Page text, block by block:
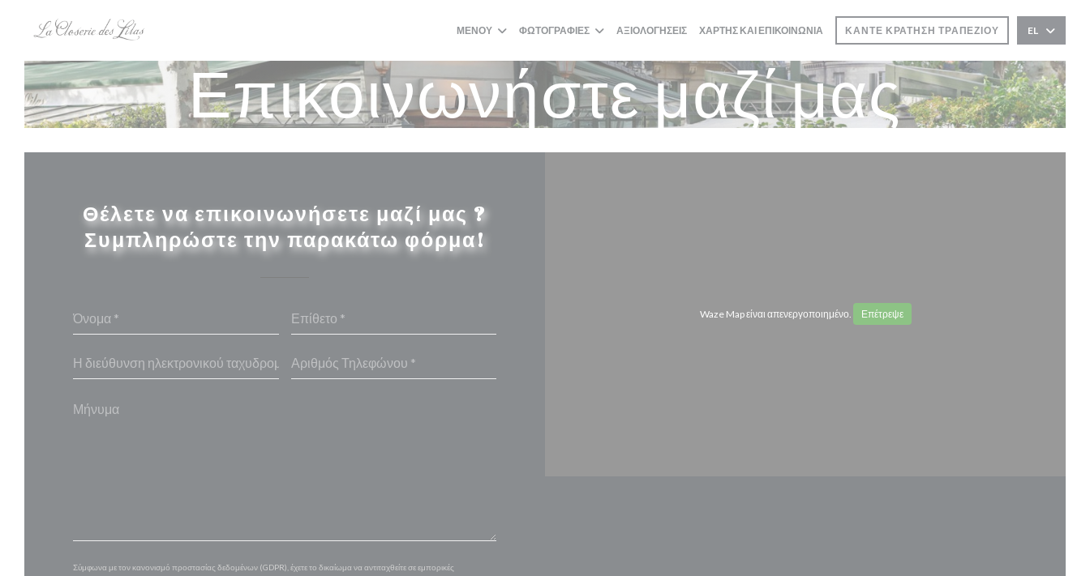
ΜΕΝΟΎ ΦΩΤΟΓΡΑΦΊΕΣ ΑΞΙΟΛΟΓΉΣΕΙΣ ΧΆΡΤΗΣ ΚΑΙ ΕΠΙΚΟΙΝΩΝΊΑ ΚΆΝΤΕ ΚΡΆΤΗΣΗ ΤΡΑΠΕΖΙΟΎ EL
Επικοινωνήστε μαζί μας
Θέλετε να επικοινωνήσετε μαζί μας ?
Συμπληρώστε την παρακάτω φόρμα!
Σύμφωνα με τον κανονισμό προστασίας δεδομένων (GDPR), έχετε το δικαίωμα να αντιταχθείτε σε εμπορικές
Waze Map είναι απενεργοποιημένο. Επέτρεψε